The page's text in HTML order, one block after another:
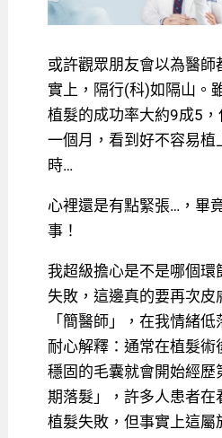
或許觀眾朋友會以為醫
實上，隔行(科)如隔山。
植髮的成功率大約9成5
一個月，看到好不容易植
時…
心裡還是有點緊張…，畢
事！
我超級擔心是不是哪個環
失敗，這邊真的要再次
「簡醫師」，在我情緒
耐心解釋：通常在植髮術
穩固的毛囊就會開始經歷
期落髮」，許多人患者在
植髮失敗，但事實上這屬